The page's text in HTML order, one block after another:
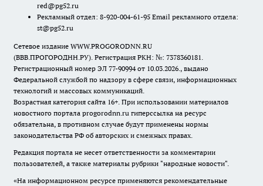
red@pg52.ru
Рекламный отдел: 8-920-004-61-95 Email рекламного отдела:
st@pg52.ru
Сетевое издание WWW.PROGORODNN.RU
(ВВВ.ПРОГОРОДНН.РУ). Регистрация РКН: №: 7378360181.
Регистрационный номер ЭЛ 77-90994 от 10.03.2026., выдано
Федеральной службой по надзору в сфере связи, информационных
технологий и массовых коммуникаций.
Возрастная категория сайта 16+. При использовании материалов
новостного портала progorodnn.ru гиперссылка на ресурс
обязательна, в противном случае будут применены нормы
законодательства РФ об авторских и смежных правах.
Редакция портала не несет ответственности за комментарии
пользователей, а также материалы рубрики "народные новости".
«На информационном ресурсе применяются рекомендательные